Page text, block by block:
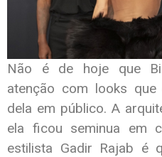
Não é de hoje que
atenção com looks
dela em público. A
ela ficou seminua em
estilista Gadir Rajab é